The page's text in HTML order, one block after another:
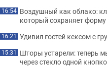
16:54 Воздушный как облако:
который сохраняет форму
16:21 Удивил гостей кексом с
15:31 Шторы устарели: теперь
через стекло одной